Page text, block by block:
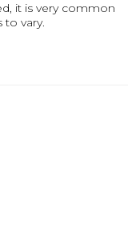
it is very common
vary.